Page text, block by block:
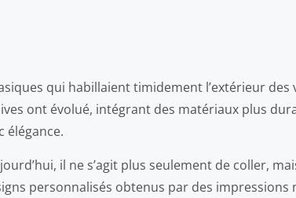
qui habillaient timidement l’extérieur des
ont évolué, intégrant des matériaux plus
élégance.
il ne s’agit plus seulement de coller,
personnalisés obtenus par des